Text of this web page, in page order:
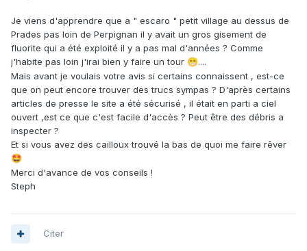
Je viens d'apprendre que a " escaro " petit village au dessus de
Prades pas loin de Perpignan il y avait un gros gisement de
fluorite qui a été exploité il y a pas mal d'années ? Comme
j'habite pas loin j'irai bien y faire un tour 😁....
Mais avant je voulais votre avis si certains connaissent , est-ce
que on peut encore trouver des trucs sympas ? D'après certains
articles de presse le site a été sécurisé , il était en parti a ciel
ouvert ,est ce que c'est facile d'accès ? Peut être des débris a
inspecter ?
Et si vous avez des cailloux trouvé la bas de quoi me faire rêver
🤩
Merci d'avance de vos conseils !
Steph
Citer